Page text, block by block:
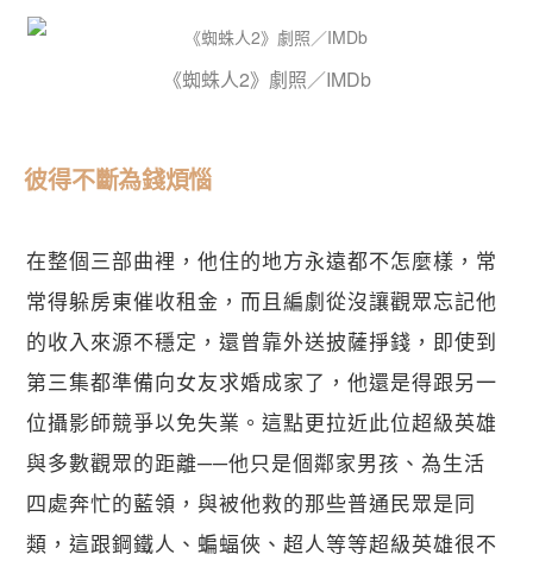
《蜘蛛人2》劇照／IMDb
彼得不斷為錢煩惱
在整個三部曲裡，他住的地方永遠都不怎麼樣，常
常得躲房東催收租金，而且編劇從沒讓觀眾忘記他
的收入來源不穩定，還曾靠外送披薩掙錢，即使到
第三集都準備向女友求婚成家了，他還是得跟另一
位攝影師競爭以免失業。這點更拉近此位超級英雄
與多數觀眾的距離──他只是個鄰家男孩、為生活
四處奔忙的藍領，與被他救的那些普通民眾是同
類，這跟鋼鐵人、蝙蝠俠、超人等等超級英雄很不